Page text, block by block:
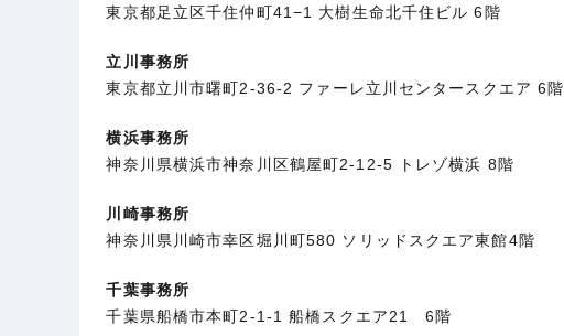
東京都足立区千住仲町41−1 大樹生命北千住ビル 6階
立川事務所
東京都立川市曙町2-36-2 ファーレ立川センタースクエア 6階
横浜事務所
神奈川県横浜市神奈川区鶴屋町2-12-5 トレゾ横浜 8階
川崎事務所
神奈川県川崎市幸区堀川町580 ソリッドスクエア東館4階
千葉事務所
千葉県船橋市本町2-1-1 船橋スクエア21 6階